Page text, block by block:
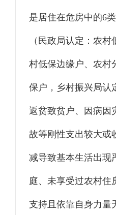
是居住在危房中的6
（民政局认定：农村
村低保边缘户、农村
保户，乡村振兴局认
返贫致贫户、因病因
故等刚性支出较大或
减导致基本生活出现
庭、未享受过农村住
支持且依靠自身力量